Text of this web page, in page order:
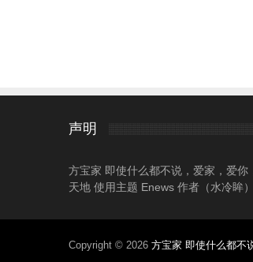
声明
方宝家 即使什么都不说，爱家，爱你
天地 使用主题 Enews 作者（水冷眸）
Copyright © 2026 方宝家 即使什么都不